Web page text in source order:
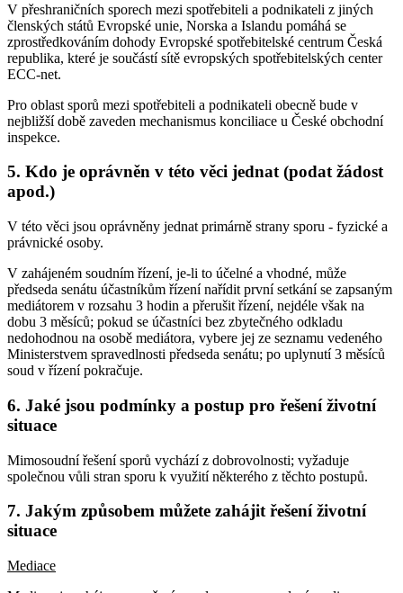
V přeshraničních sporech mezi spotřebiteli a podnikateli z jiných
členských států Evropské unie, Norska a Islandu pomáhá se
zprostředkováním dohody Evropské spotřebitelské centrum Česká
republika, které je součástí sítě evropských spotřebitelských center
ECC-net.
Pro oblast sporů mezi spotřebiteli a podnikateli obecně bude v
nejbližší době zaveden mechanismus konciliace u České obchodní
inspekce.
5. Kdo je oprávněn v této věci jednat (podat žádost
apod.)
V této věci jsou oprávněny jednat primárně strany sporu - fyzické a
právnické osoby.
V zahájeném soudním řízení, je-li to účelné a vhodné, může
předseda senátu účastníkům řízení nařídit první setkání se zapsaným
mediátorem v rozsahu 3 hodin a přerušit řízení, nejdéle však na
dobu 3 měsíců; pokud se účastníci bez zbytečného odkladu
nedohodnou na osobě mediátora, vybere jej ze seznamu vedeného
Ministerstvem spravedlnosti předseda senátu; po uplynutí 3 měsíců
soud v řízení pokračuje.
6. Jaké jsou podmínky a postup pro řešení životní
situace
Mimosoudní řešení sporů vychází z dobrovolnosti; vyžaduje
společnou vůli stran sporu k využití některého z těchto postupů.
7. Jakým způsobem můžete zahájit řešení životní
situace
Mediace